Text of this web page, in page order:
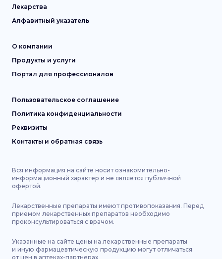
Лекарства
Алфавитный указатель
О компании
Продукты и услуги
Портал для профессионалов
Пользовательское соглашение
Политика конфиденциальности
Реквизиты
Контакты и обратная связь
Вся информация на сайте носит ознакомительно-
информационный характер и не является публичной
офертой.
Лекарственные препараты имеют противопоказания. Перед
приемом лекарственных препаратов необходимо
проконсультироваться с врачом.
Указанные на сайте цены на лекарственные препараты
и иную фармацевтическую продукцию могут отличаться
от цен в аптеках-партнерах